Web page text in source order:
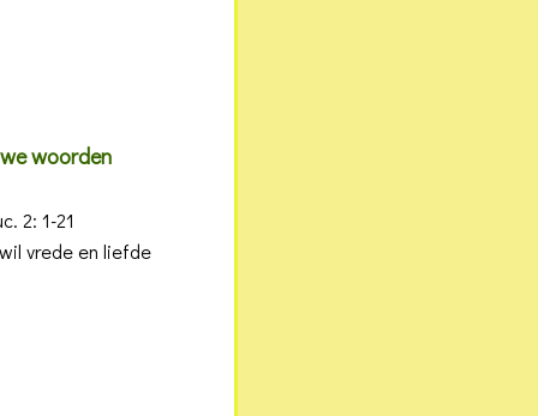
woorden
2: 1-21
vrede en liefde